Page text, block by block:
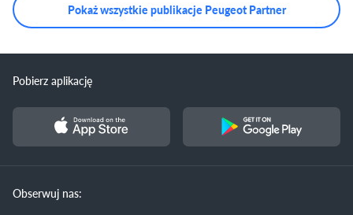
Pokaż wszystkie publikacje Peugeot Partner
Pobierz aplikację
Obserwuj nas: